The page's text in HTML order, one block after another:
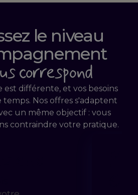
le niveau
correspond
est différente, et vos besoins
Nos offres s'adaptent
un même objectif : vous
contraindre votre pratique.